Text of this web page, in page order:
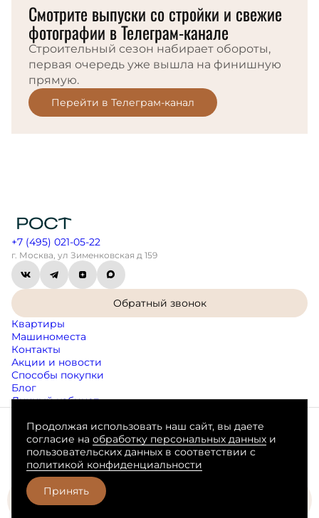
Смотрите выпуски со стройки и свежие
фотографии в Телеграм-канале
Строительный сезон набирает обороты,
первая очередь уже вышла на финишную
прямую.
Перейти в Телеграм-канал
+7 (495) 021-05-22
г. Москва, ул Зименковская д 159
Обратный звонок
Квартиры
Машиноместа
Контакты
Акции и новости
Способы покупки
Блог
Личный кабинет
Согласие на обработку персональных данных
Пользовательское соглашение
Любая информация, представленная на данном сайте, носит
исключительно информационный характер, не является
публичной офертой, определяемой положениями статьи 437 ГК
РФ.
Разработано Забронировать
Продолжая использовать наш сайт, вы даете
согласие на обработку персональных данныхи
пользовательских данных в соответствии с
политикой конфиденциальности
Принять